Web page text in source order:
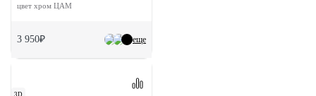
еще
цвет хром ЦАМ
3 950₽
3D